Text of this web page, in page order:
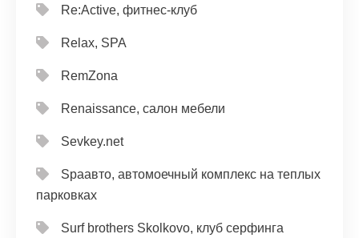
Re:Active, фитнес-клуб
Relax, SPA
RemZona
Renaissance, салон мебели
Sevkey.net
Spaавто, автомоечный комплекс на теплых
парковках
Surf brothers Skolkovo, клуб серфинга